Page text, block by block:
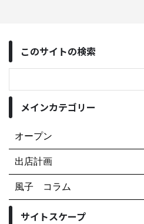
このサイトの検索
メインカテゴリー
オープン
出店計画
風子 コラム
サイトスケープ